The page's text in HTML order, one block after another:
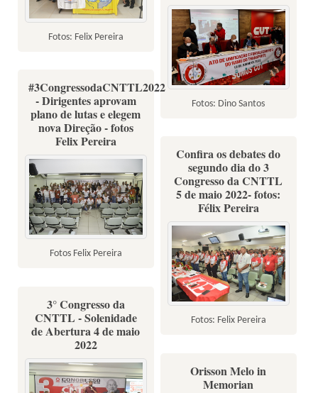
Fotos: Felix Pereira
Fotos: Dino Santos
#3CongressodaCNTTL2022
- Dirigentes aprovam
plano de lutas e elegem
nova Direção - fotos
Felix Pereira
Fotos Felix Pereira
Confira os debates do
segundo dia do 3
Congresso da CNTTL
5 de maio 2022- fotos:
Félix Pereira
Fotos: Felix Pereira
3° Congresso da
CNTTL - Solenidade
de Abertura 4 de maio
2022
Orisson Melo in
Memorian